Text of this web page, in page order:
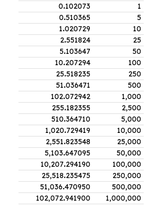
1
0.102073
5
0.510365
10
1.020729
25
2.551824
50
5.103647
100
10.207294
250
25.518235
500
51.036471
1,000
102.072942
2,500
255.182355
5,000
510.364710
10,000
1,020.729419
25,000
2,551.823548
50,000
5,103.647095
100,000
10,207.294190
250,000
25,518.235475
500,000
51,036.470950
1,000,000
102,072.941900